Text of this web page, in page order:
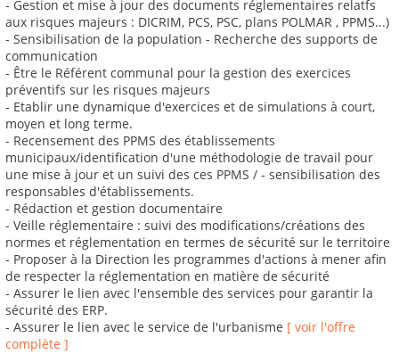
- Gestion et mise à jour des documents réglementaires relatfs
aux risques majeurs : DICRIM, PCS, PSC, plans POLMAR , PPMS...)
- Sensibilisation de la population - Recherche des supports de
communication
- Être le Référent communal pour la gestion des exercices
préventifs sur les risques majeurs
- Etablir une dynamique d'exercices et de simulations à court,
moyen et long terme.
- Recensement des PPMS des établissements
municipaux/identification d'une méthodologie de travail pour
une mise à jour et un suivi des ces PPMS / - sensibilisation des
responsables d'établissements.
- Rédaction et gestion documentaire
- Veille réglementaire : suivi des modifications/créations des
normes et réglementation en termes de sécurité sur le territoire
- Proposer à la Direction les programmes d'actions à mener afin
de respecter la réglementation en matière de sécurité
- Assurer le lien avec l'ensemble des services pour garantir la
sécurité des ERP.
- Assurer le lien avec le service de l'urbanisme [ voir l'offre
complète ]